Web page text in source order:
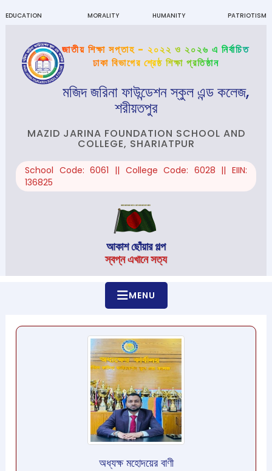
EDUCATION MORALITY HUMANITY PATRIOTISM
জাতীয় শিক্ষা সপ্তাহ - ২০২২ ও ২০২৬ এ নির্বাচিত
ঢাকা বিভাগের শ্রেষ্ঠ শিক্ষা প্রতিষ্ঠান
মজিদ জরিনা ফাউন্ডেশন স্কুল এন্ড কলেজ,
শরীয়তপুর
MAZID JARINA FOUNDATION SCHOOL AND
COLLEGE, SHARIATPUR
School Code: 6061 || College Code: 6028 || EIIN:
136825
আকাশ ছোঁয়ার গল্প
স্বপ্ন এখানে সত্য
MENU
অধ্যক্ষ মহোদয়ের বাণী